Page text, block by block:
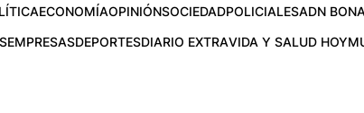
ECONOMÍAOPINIÓNSOCIEDADPOLICIALESADN
EMPRESASDEPORTESDIARIO EXTRAVIDA Y SALUD HOY